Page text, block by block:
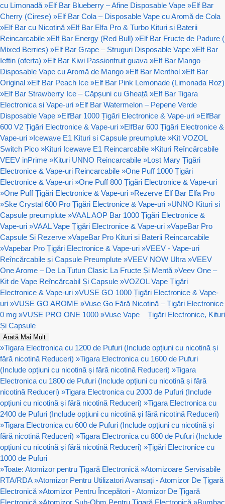
cu Limonadă »Elf Bar Blueberry – Afine Disposable Vape »Elf Bar
Cherry (Cirese) »Elf Bar Cola – Disposable Vape cu Aromă de Cola
»Elf Bar cu Nicotină »Elf Bar Elfa Pro & Turbo Kituri si Baterii
Reincarcabile »Elf Bar Energy (Red Bull) »Elf Bar Fructe de Padure (
Mixed Berries) »Elf Bar Grape – Struguri Disposable Vape »Elf Bar
Ieftin (oferta) »Elf Bar Kiwi Passionfruit guava »Elf Bar Mango –
Disposable Vape cu Aromă de Mango »Elf Bar Menthol »Elf Bar
Original »Elf Bar Peach Ice »Elf Bar Pink Lemonade (Limonada Roz)
»Elf Bar Strawberry Ice – Căpșuni cu Gheață »Elf Bar Tigara
Electronica si Vape-uri »Elf Bar Watermelon – Pepene Verde
Disposable Vape »ElfBar 1000 Țigări Electronice & Vape-uri »ElfBar
600 V2 Țigări Electronice & Vape-uri »ElfBar 600 Țigări Electronice &
Vape-uri »Icewave E1 Kituri si Capsule preumplute »Kit VOZOL
Switch Pico »Kituri Icewave E1 Reincarcabile »Kituri Reîncărcabile
VEEV inPrime »Kituri UNNO Reincarcabile »Lost Mary Țigări
Electronice & Vape-uri Reincarcabile »One Puff 1000 Țigări
Electronice & Vape-uri »One Puff 800 Țigări Electronice & Vape-uri
»One Puff Țigări Electronice & Vape-uri »Rezerve Elf Bar Elfa Pro
»Ske Crystal 600 Pro Țigări Electronice & Vape-uri »UNNO Kituri si
Capsule preumplute »VAAL AOP Bar 1000 Țigări Electronice &
Vape-uri »VAAL Vape Țigări Electronice & Vape-uri »VapeBar Pro
Capsule Si Rezerve »VapeBar Pro Kituri si Baterii Reincarcabile
»Vapebar Pro Țigări Electronice & Vape-uri »VEEV - Vape-uri
Reîncărcabile și Capsule Preumplute »VEEV NOW Ultra »VEEV
One Arome – De La Tutun Clasic La Fructe Și Mentă »Veev One –
Kit de Vape Reîncărcabil Și Capsule »VOZOL Vape Țigări
Electronice & Vape-uri »VUSE GO 1000 Țigări Electronice & Vape-
uri »VUSE GO AROME »Vuse Go Fără Nicotină – Țigări Electronice
0 mg »VUSE PRO ONE 1000 »Vuse Vape – Țigări Electronice, Kituri
Și Capsule
Arată Mai Mult
»Tigara Electronica cu 1200 de Pufuri (Include opțiuni cu nicotină și
fără nicotină Reduceri) »Tigara Electronica cu 1600 de Pufuri
(Include opțiuni cu nicotină și fără nicotină Reduceri) »Tigara
Electronica cu 1800 de Pufuri (Include opțiuni cu nicotină și fără
nicotină Reduceri) »Tigara Electronica cu 2000 de Pufuri (Include
opțiuni cu nicotină și fără nicotină Reduceri) »Tigara Electronica cu
2400 de Pufuri (Include opțiuni cu nicotină și fără nicotină Reduceri)
»Tigara Electronica cu 600 de Pufuri (Include opțiuni cu nicotină și
fără nicotină Reduceri) »Tigara Electronica cu 800 de Pufuri (Include
opțiuni cu nicotină și fără nicotină Reduceri) »Țigări Electronice cu
1000 de Pufuri
»Toate: Atomizor pentru Țigară Electronică »Atomizoare Servisabile
RTA/RDA »Atomizor Pentru Utilizatori Avansați - Atomizor De Țigară
Electronică »Atomizor Pentru Începători - Atomizor De Țigară
Electronică »Atomizor Sub-Ohm Pentru Țigară Electronică »Bumbac